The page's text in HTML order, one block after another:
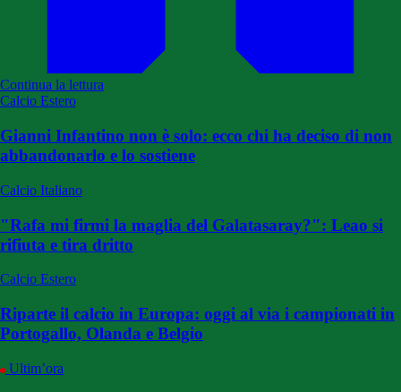
Continua la lettura
Calcio Estero
Gianni Infantino non è solo: ecco chi ha deciso di non
abbandonarlo e lo sostiene
Calcio Italiano
"Rafa mi firmi la maglia del Galatasaray?": Leao si
rifiuta e tira dritto
Calcio Estero
Riparte il calcio in Europa: oggi al via i campionati in
Portogallo, Olanda e Belgio
Ultim’ora